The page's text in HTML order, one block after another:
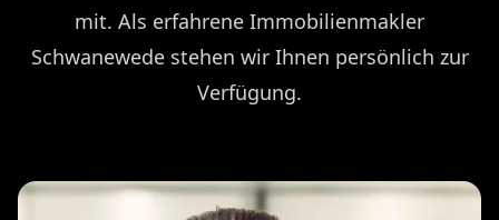
mit. Als erfahrene Immobilienmakler
Schwanewede stehen wir Ihnen persönlich zur
Verfügung.